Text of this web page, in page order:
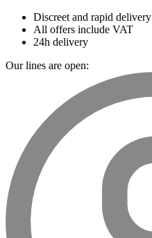
Discreet and rapid delivery
All offers include VAT
24h delivery
Our lines are open: